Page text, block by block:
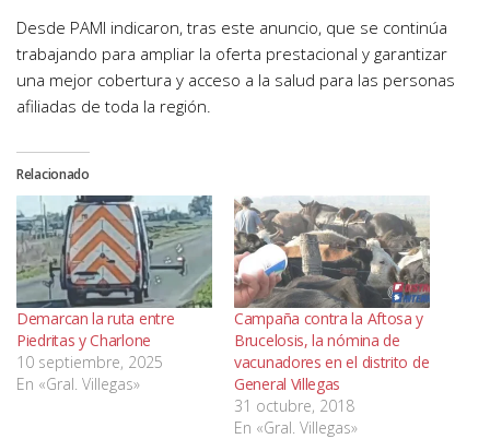
Desde PAMI indicaron, tras este anuncio, que se continúa
trabajando para ampliar la oferta prestacional y garantizar
una mejor cobertura y acceso a la salud para las personas
afiliadas de toda la región.
Relacionado
Demarcan la ruta entre
Piedritas y Charlone
10 septiembre, 2025
En «Gral. Villegas»
Campaña contra la Aftosa y
Brucelosis, la nómina de
vacunadores en el distrito de
General Villegas
31 octubre, 2018
En «Gral. Villegas»